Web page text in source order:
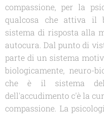
compassione, per la
qualcosa che attiva il
sistema di risposta alla
autocura. Dal punto di
parte di un sistema
biologicamente, neuro-
che è il sistema
dell'accudimento c'è la
compassione. La